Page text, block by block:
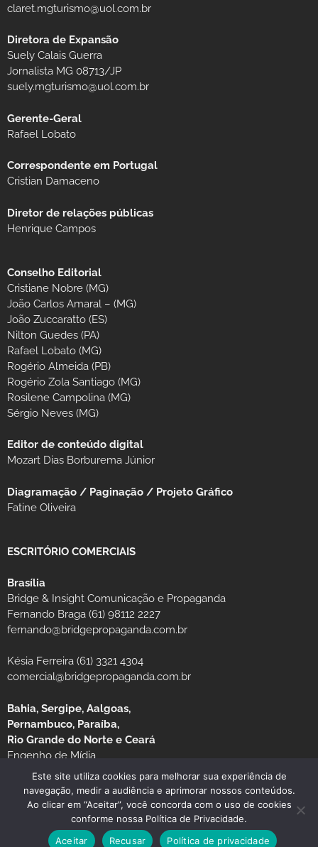
claret.mgturismo@uol.com.br
Diretora de Expansão
Suely Calais Guerra
Jornalista MG 08713/JP
suely.mgturismo@uol.com.br
Gerente-Geral
Rafael Lobato
Correspondente em Portugal
Cristian Damaceno
Diretor de relações públicas
Henrique Campos
Conselho Editorial
Cristiane Nobre (MG)
João Carlos Amaral – (MG)
João Zuccaratto (ES)
Nilton Guedes (PA)
Rafael Lobato (MG)
Rogério Almeida (PB)
Rogério Zola Santiago (MG)
Rosilene Campolina (MG)
Sérgio Neves (MG)
Editor de conteúdo digital
Mozart Dias Borburema Júnior
Diagramação / Paginação / Projeto Gráfico
Fatine Oliveira
ESCRITÓRIO COMERCIAIS
Brasília
Bridge & Insight Comunicação e Propaganda
Fernando Braga (61) 98112 2227
fernando@bridgepropaganda.com.br
Késia Ferreira (61) 3321 4304
comercial@bridgepropaganda.com.br
Bahia, Sergipe, Aalgoas,
Pernambuco, Paraíba,
Rio Grande do Norte e Ceará
Engenho de Mídia
Luciano Moura (81) 99939-0235 / (81) 3126-8181
© Copyright 2026 JORNAL MG TURISMO
Este site utiliza cookies para melhorar sua experiência de
navegação, medir a audiência e aprimorar nossos conteúdos.
Ao clicar em “Aceitar”, você concorda com o uso de cookies
conforme nossa Política de Privacidade.
Aceitar
Recusar Política de privacidade